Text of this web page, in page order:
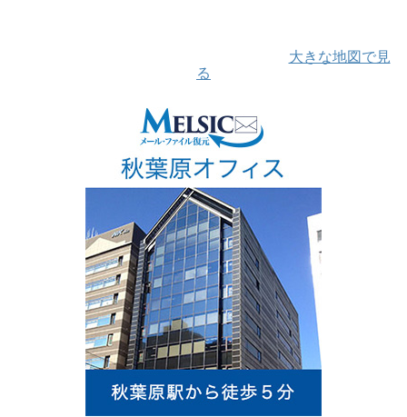
大きな地図で見
る